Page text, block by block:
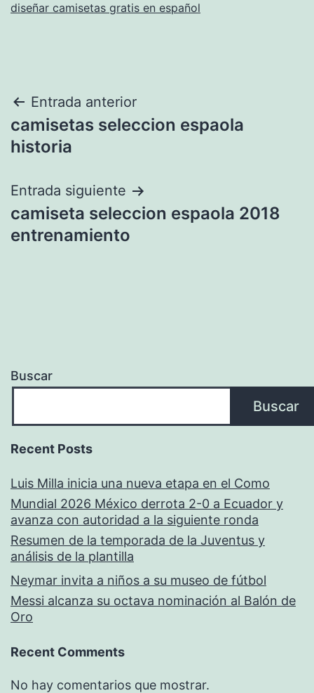
diseñar camisetas gratis en español
Navegación
de
Entrada anterior
camisetas seleccion espaola
historia
Entrada siguiente
camiseta seleccion espaola 2018
entrenamiento
Buscar
Buscar
Recent Posts
Luis Milla inicia una nueva etapa en el Como
Mundial 2026 México derrota 2-0 a Ecuador y
avanza con autoridad a la siguiente ronda
Resumen de la temporada de la Juventus y
análisis de la plantilla
Neymar invita a niños a su museo de fútbol
Messi alcanza su octava nominación al Balón de
Oro
Recent Comments
No hay comentarios que mostrar.